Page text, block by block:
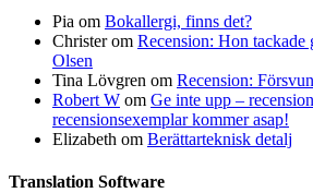
Pia om Bokallergi, finns det?
Christerom Recension: Hon tackade
Olsen
Tina Lövgren om Recension:
Robert W om Ge inte upp –
recensionsexemplar kommer asap!
Elizabeth om Berättarteknisk detalj
Translation Software